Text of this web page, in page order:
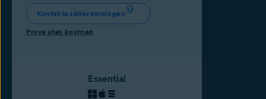
Kontakta säljavdelningen
Prova utan kostnad
Essential